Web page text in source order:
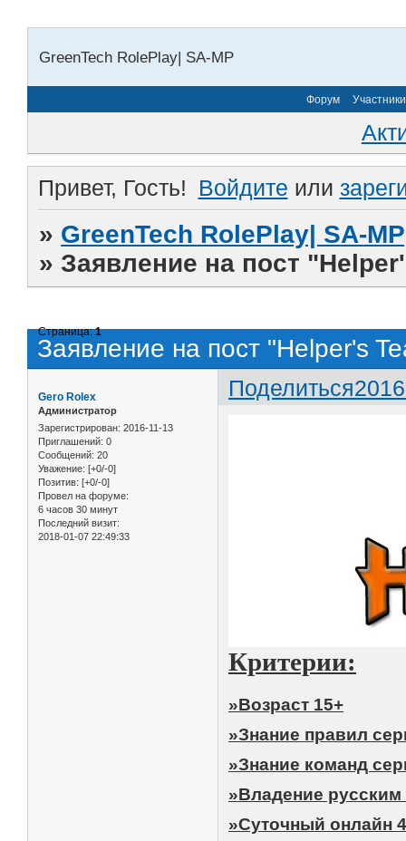
GreenTech RolePlay| SA-MP
Форум Участники
Привет, Гость! Войдите или
» GreenTech RolePlay| SA-MP
»Заявление на пост
Заявление на пост "Helper's
Страница:1
Поделиться
Gero Rolex
Администратор
Зарегистрирован: 2016-11-13
Приглашений: 0
Сообщений: 20
Уважение: [+0/-0]
Позитив: [+0/-0]
Провел на форуме:
6 часов 30 минут
Последний визит:
2018-01-07 22:49:33
Критерии:
»Возраст 15+
»Знание правил
»Знание команд
»Владение
»Суточный онлайн